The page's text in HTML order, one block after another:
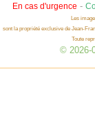
En cas d'urgence -
Les
sont la propriété exclusive de Jean-
Toute
© 2026-